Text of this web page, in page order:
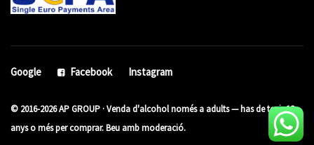
Google Facebook Instagram
© 2016-2026 AP GROUP · Venda d'alcohol només a adults — has de tenir 18
anys o més per comprar. Beu amb moderació.